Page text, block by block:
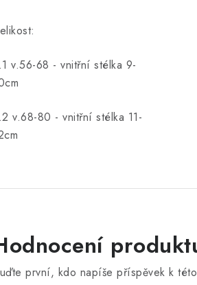
v.56-68 - vnitřní stélka 9-
v.68-80 - vnitřní stélka 11-
první, kdo napíše příspěvek k